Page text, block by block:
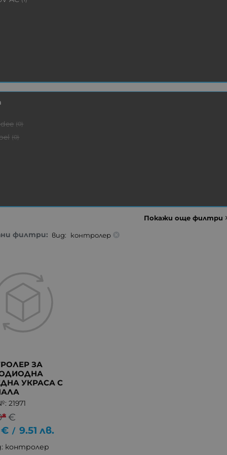
(0)
(0)
Покажи още филтри
филтри: вид: контролер
ЗА
УКРАСА С
21971
*€
€ / 9.51 лв.
контролер